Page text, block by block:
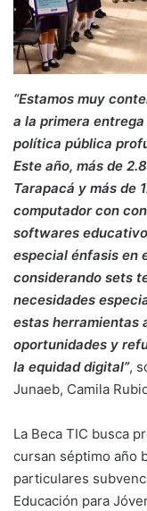
“Estamos muy
a la primera
política pública
Este año, más de
Tarapacá y más de
computador con
softwares
especial énfasis en
considerando sets
necesidades
estas herramientas
oportunidades y
la equidad digital”,
Junaeb, Camila
La Beca TIC busca
cursan séptimo año
particulares
Educación para